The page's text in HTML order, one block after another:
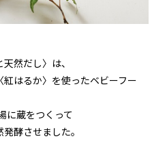
然だし〉は、
はるか〉を使ったベビーフー
に蔵をつくって
酵させました。